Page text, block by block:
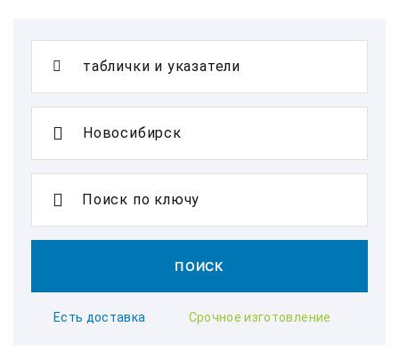
Поиск по ключу
ПОИСК
Есть доставка Срочное изготовление